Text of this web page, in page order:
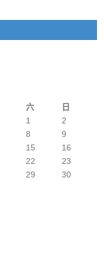
六 日
1
2
8
9
15
16
22
23
29
30